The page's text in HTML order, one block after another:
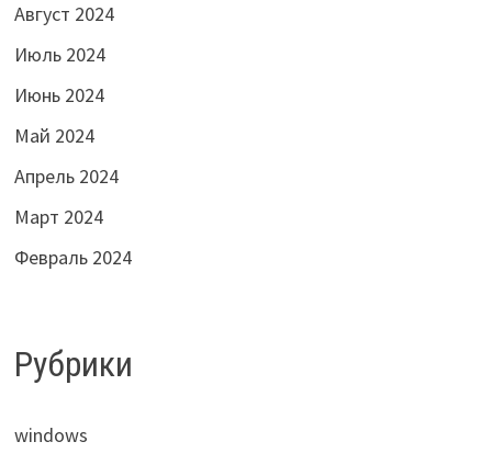
Август 2024
Июль 2024
Июнь 2024
Май 2024
Апрель 2024
Март 2024
Февраль 2024
Рубрики
windows